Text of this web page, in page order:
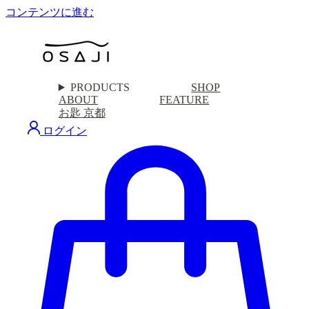
コンテンツに進む
PRODUCTS
SHOP
ABOUT
FEATURE
お匙 京都
ログイン